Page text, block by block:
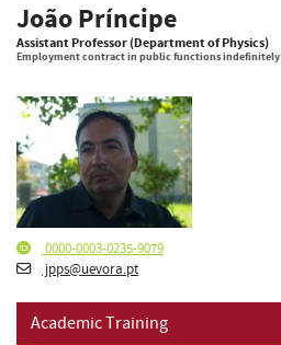
João Príncipe
Assistant Professor (Department of Physics)
Employment contract in public functions indefinitely
0000-0003-0235-9079
jpps@uevora.pt
Academic Training